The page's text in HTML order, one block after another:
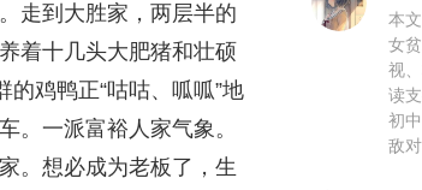
走到大胜家，两层半的
着十几头大肥猪和壮硕
的鸡鸭正“咕咕、呱呱”地
。一派富裕人家气象。
。想必成为老板了，生
本
女
视
读
初
敌